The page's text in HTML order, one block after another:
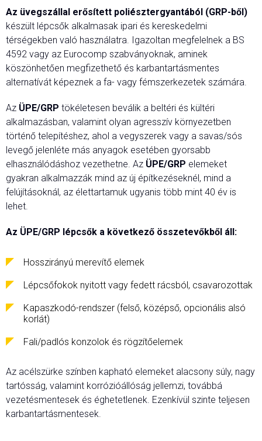
Az üvegszállal erősített poliésztergyantából (GRP-ből)
készült lépcsők alkalmasak ipari és kereskedelmi
térségekben való használatra. Igazoltan megfelelnek a BS
4592 vagy az Eurocomp szabványoknak, aminek
köszönhetően megfizethető és karbantartásmentes
alternatívát képeznek a fa- vagy fémszerkezetek számára.
Az ÜPE/GRP tökéletesen beválik a beltéri és kültéri
alkalmazásban, valamint olyan agresszív környezetben
történő telepítéshez, ahol a vegyszerek vagy a savas/sós
levegő jelenléte más anyagok esetében gyorsabb
elhasználódáshoz vezethetne. Az ÜPE/GRP elemeket
gyakran alkalmazzák mind az új építkezéseknél, mind a
felújításoknál, az élettartamuk ugyanis több mint 40 év is
lehet.
Az ÜPE/GRP lépcsők a következő összetevőkből áll:
Hosszirányú merevítő elemek
Lépcsőfokok nyitott vagy fedett rácsból, csavarozottak
Kapaszkodó-rendszer (felső, középső, opcionális alsó
korlát)
Fali/padlós konzolok és rögzítőelemek
Az acélszürke színben kapható elemeket alacsony súly, nagy
tartósság, valamint korrózióállóság jellemzi, továbbá
vezetésmentesek és éghetetlenek. Ezenkívül szinte teljesen
karbantartásmentesek.